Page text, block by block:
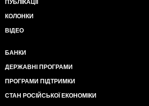
ПУБЛІКАЦІЇ
КОЛОНКИ
ВІДЕО
БАНКИ
ДЕРЖАВНІ ПРОГРАМИ
ПРОГРАМИ ПІДТРИМКИ
СТАН РОСІЙСЬКОЇ ЕКОНОМІКИ